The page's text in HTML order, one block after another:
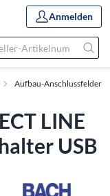
Anmelden
Aufbau-Anschlussfelder
LINE
USB